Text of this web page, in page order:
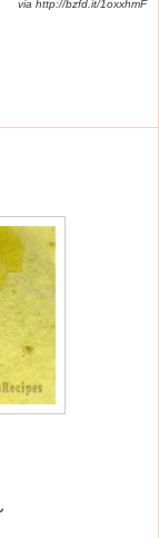
via http://bzfd.it/1oxxhmF